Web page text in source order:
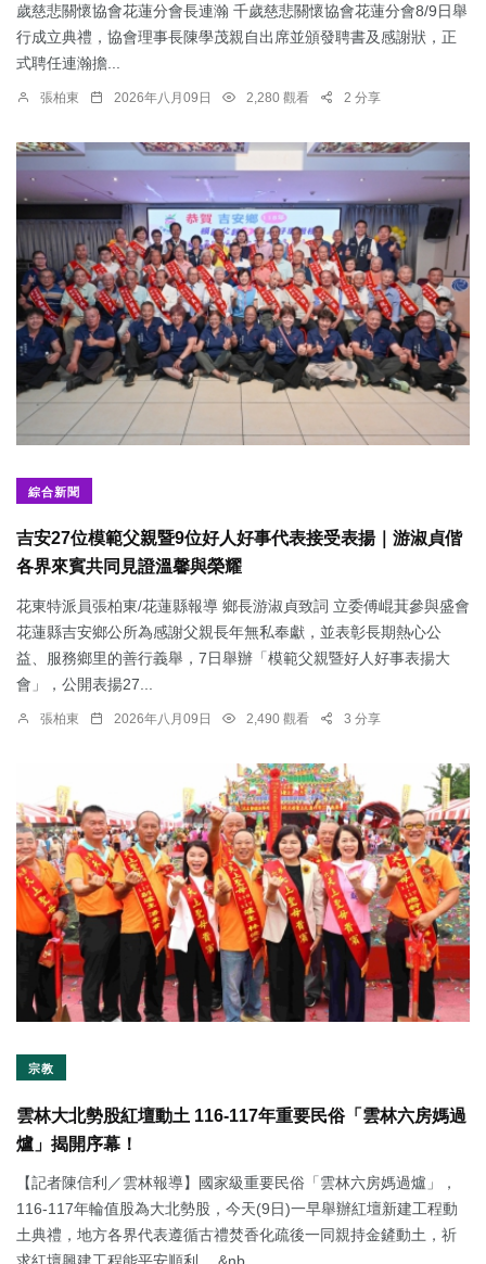
歲慈悲關懷協會花蓮分會長連瀚 千歲慈悲關懷協會花蓮分會8/9日舉
行成立典禮，協會理事長陳學茂親自出席並頒發聘書及感謝狀，正
式聘任連瀚擔...
張柏東 2026年八月09日 2,280 觀看 2 分享
綜合新聞
吉安27位模範父親暨9位好人好事代表接受表揚｜游淑貞偕
各界來賓共同見證溫馨與榮耀
花東特派員張柏東/花蓮縣報導 鄉長游淑貞致詞 立委傅崐萁參與盛會
花蓮縣吉安鄉公所為感謝父親長年無私奉獻，並表彰長期熱心公
益、服務鄉里的善行義舉，7日舉辦「模範父親暨好人好事表揚大
會」，公開表揚27...
張柏東 2026年八月09日 2,490 觀看 3 分享
宗教
雲林大北勢股紅壇動土 116-117年重要民俗「雲林六房媽過
爐」揭開序幕！
【記者陳信利／雲林報導】國家級重要民俗「雲林六房媽過爐」，
116-117年輪值股為大北勢股，今天(9日)一早舉辦紅壇新建工程動
土典禮，地方各界代表遵循古禮焚香化疏後一同親持金鏟動土，祈